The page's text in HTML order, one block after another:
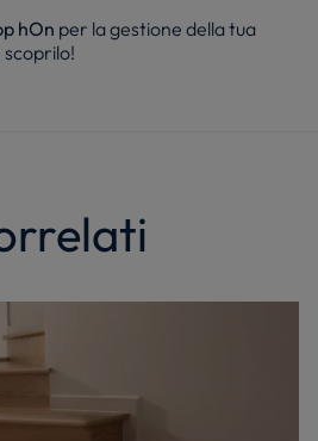
hOn per la gestione della tua
scoprilo!